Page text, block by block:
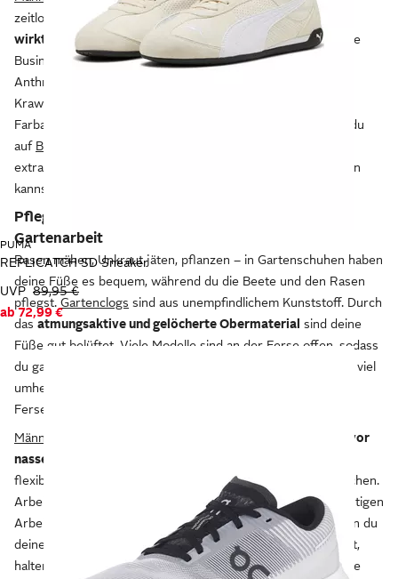
PUMA
REPLICATCH SD Sneaker
UVP 89,95 €
ab 72,99 €
zeitlosen Farben wie Schwarz oder Braun. Dasglatte Leder
wirkt edel und lässt sich gut kombinieren. Ein Paar schwarze
Business-Schnürer passt zum Beispiel zu einem
Anthrazit mit weißem Hemd. Wenn du magst, setzt eine
Krawatte in abgetöntem Rot oder Blau einen schönen
Farbakzent. Neben den klassischen Schnürschuhen kannst du
auf Business-Slipper
extraweichem Leder brauchst du nicht zu schnüren, sondern
kannst ganz leicht hineinschlüpfen.
Pflegeleicht und bequem: Schuhwerk für die
Gartenarbeit
Rasen mähen, Unkraut jäten, pflanzen – in Gartenschuhen haben
deine Füße es bequem, während du die Beete und den Rasen
pflegst. Gartenclogs sind aus unempfindlichem Kunststoff. Durch
das atmungsaktive und gelöcherte Obermaterial sind deine
Füße gut belüftet. Viele Modelle sind an der Ferse offen, sodass
du ganz einfach hineinschlüpfen kannst. Gehst du im Garten viel
umher und möchtest mehr Halt, wählst du ein Modell mit
Fersenriemen.
Männer-Gummistiefel
hoch geschnitten und schützen vor
nassen Socken.
flexibel. Es weist Wasser ab und lässt sich leicht sauber machen.
Arbeitest du mit Sägen und Hacken oder anderen scharfkantigen
Arbeitsgeräten, achte auf schnittfestes Schuhmaterial. Wenn du
deinen Garten an kalten Tagen für den Frühling vorbereitest,
halten Gummistiefel mit isolierendem Innenfutter deine Füße